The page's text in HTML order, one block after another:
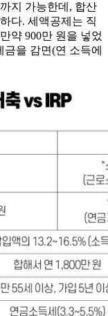
지 가능한데, 합산
다. 세액공제는 직
약 900만 원을 넣었
금을 감면(연 소득에